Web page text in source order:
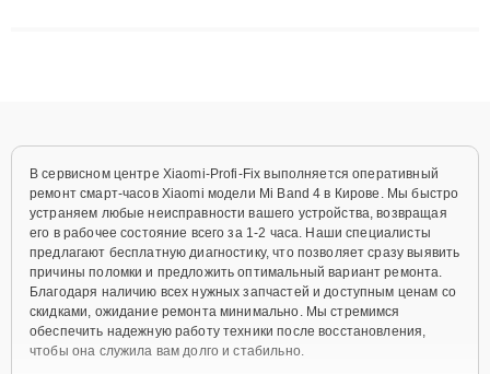
В сервисном центре Xiaomi-Profi-Fix выполняется оперативный
ремонт смарт-часов Xiaomi модели Mi Band 4 в Кирове. Мы быстро
устраняем любые неисправности вашего устройства, возвращая
его в рабочее состояние всего за 1-2 часа. Наши специалисты
предлагают бесплатную диагностику, что позволяет сразу выявить
причины поломки и предложить оптимальный вариант ремонта.
Благодаря наличию всех нужных запчастей и доступным ценам со
скидками, ожидание ремонта минимально. Мы стремимся
обеспечить надежную работу техники после восстановления,
чтобы она служила вам долго и стабильно.